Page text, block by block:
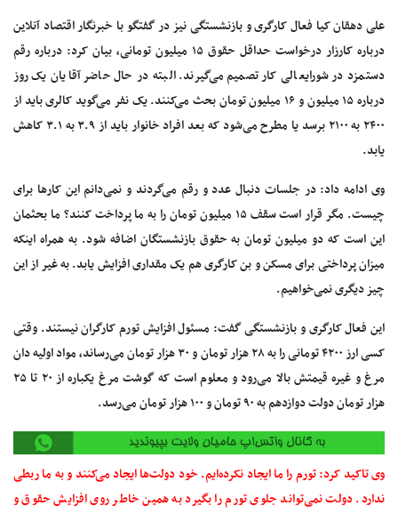
علی دهقان کیا فعال کارگری و بازنشستگی نیز در گفتگو با خبرنگار اقتصاد آنلاین
درباره کارزار درخواست حداقل حقوق ۱۵ میلیون تومانی، بیان کرد: درباره رقم
دستمزد در شورایعالی کار تصمیم می‌گیرند. البته در حال حاضر آقایان یک روز
درباره ۱۵ میلیون و ۱۶ میلیون تومان بحث می‌کنند. یک نفر می‌گوید کالری باید از
۲۴۰۰ به ۲۱۰۰ برسد یا مطرح می‌شود که بعد افراد خانوار باید از ۳.۹ به ۳.۱ کاهش
یابد.
وی ادامه داد: در جلسات دنبال عدد و رقم می‌گردند و نمی‌دانم این کارها برای
چیست. مگر قرار است سقف ۱۵ میلیون تومان را به ما پرداخت کنند؟ ما بحثمان
این است که دو میلیون تومان به حقوق بازنشستگان اضافه شود. به همراه اینکه
میزان پرداختی برای مسکن و بن کارگری هم یک مقداری افزایش یابد. به غیر از این
چیز دیگری نمی‌خواهیم.
این فعال کارگری و بازنشستگی گفت: مسئول افزایش تورم کارگران نیستند. وقتی
کسی ارز ۴۲۰۰ تومانی را به ۲۸ هزار تومان و ۳۰ هزار تومان می‌رساند، مواد اولیه دان
مرغ و غیره قیمتش بالا می‌رود و معلوم است که گوشت مرغ یکباره از ۲۰ تا ۲۵
هزار تومان دولت دوازدهم به ۹۰ تومان و ۱۰۰ هزار تومان می‌رسد.
وی تاکید کرد: تورم را ما ایجاد نکرده‌ایم. خود دولت‌ها ایجاد می‌کنند و به ما ربطی
ندارد. دولت نمی‌تواند جلوی تورم را بگیرد به همین خاطر روی افزایش حقوق و